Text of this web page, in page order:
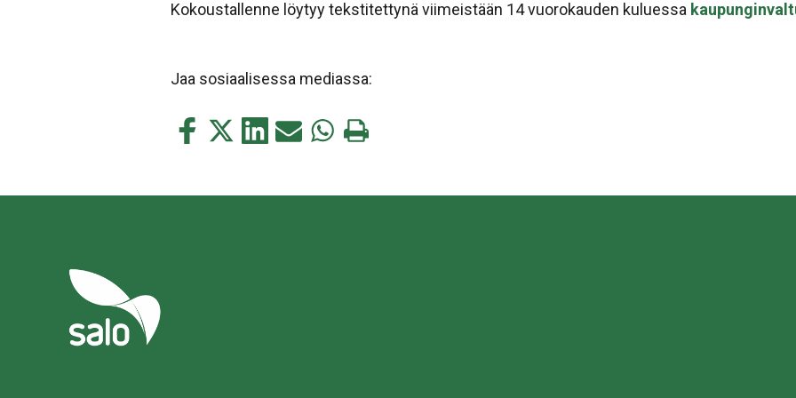
Kokoustallenne löytyy tekstitettynä viimeistään 14 vuorokauden kuluessa
Jaa sosiaalisessa mediassa:
Jaa
Jaa
Jaa Jaa Jaa Tulosta